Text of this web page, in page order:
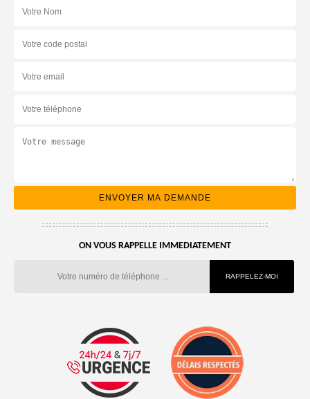
ON VOUS RAPPELLE IMMEDIATEMENT